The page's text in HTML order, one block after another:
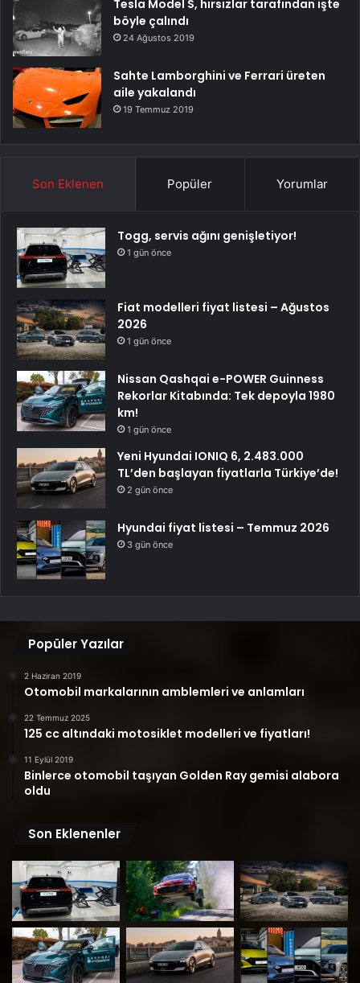
Tesla Model S, hırsızlar tarafından işte
böyle çalındı
24 Ağustos 2019
Sahte Lamborghini ve Ferrari üreten
aile yakalandı
19 Temmuz 2019
Son Eklenen Popüler Yorumlar
Togg, servis ağını genişletiyor!
1 gün önce
Fiat modelleri fiyat listesi – Ağustos
2026
1 gün önce
Nissan Qashqai e-POWER Guinness
Rekorlar Kitabında: Tek depoyla 1980
km!
1 gün önce
Yeni Hyundai IONIQ 6, 2.483.000
TL’den başlayan fiyatlarla Türkiye’de!
2 gün önce
Hyundai fiyat listesi – Temmuz 2026
3 gün önce
Popüler Yazılar
2 Haziran 2019
Otomobil markalarının amblemleri ve anlamları
22 Temmuz 2025
125 cc altındaki motosiklet modelleri ve fiyatları!
11 Eylül 2019
Binlerce otomobil taşıyan Golden Ray gemisi alabora
oldu
Son Eklenenler